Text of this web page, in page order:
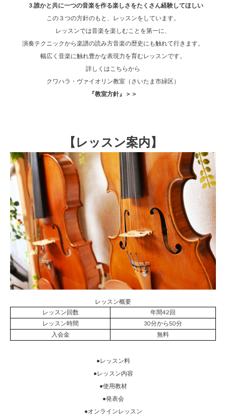
3.誰かと共に一つの音楽を作る楽しさをたくさん経験してほしい
この３つの方針のもと、レッスンをしています。
レッスンでは音楽を楽しむことを第一に、
演奏テクニックから楽譜の読み方音楽の歴史にも触れて行きます。
幅広く音楽に触れ豊かな表現力を育むレッスンです。
詳しくはこちらから
クワハラ・ヴァイオリン教室（さいたま市緑区）
『教室方針』＞＞
【レッスン案内】
レッスン概要
レッスン回数
年間42回
レッスン時間
30分から50分
入会金
無料
●レッスン料
●レッスン内容
●使用教材
●発表会
●オンラインレッスン